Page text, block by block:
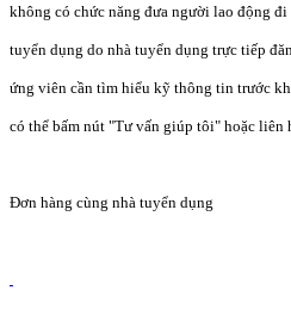
không có chức năng đưa người lao động
tuyển dụng do nhà tuyển dụng trực tiếp
ứng viên cần tìm hiểu kỹ thông tin trước
có thể bấm nút "Tư vấn giúp tôi" hoặc liên
Đơn hàng cùng nhà tuyển dụng